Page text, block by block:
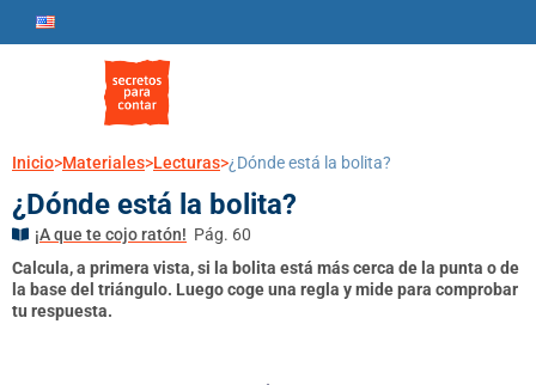
Inicio>Materiales>Lecturas>¿Dónde está la bolita?
¿Dónde está la bolita?
¡A que te cojo ratón! Pág. 60
Calcula, a primera vista, si la bolita está más cerca de la punta o de
la base del triángulo. Luego coge una regla y mide para comprobar
tu respuesta.